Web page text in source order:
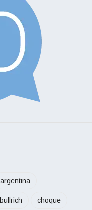
argentina
bullrich choque